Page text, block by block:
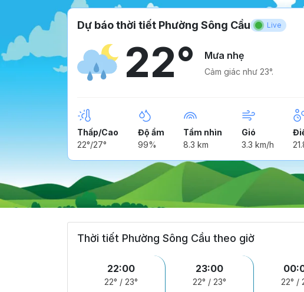
Dự báo thời tiết Phường Sông Cầu Live
22° Mưa nhẹ
Cảm giác như 23°.
Thấp/Cao
22°/27°
Độ ẩm
99%
Tầm nhìn
8.3 km
Gió
3.3 km/h
Thời tiết Phường Sông Cầu theo giờ
22:00
22° / 23°
23:00
22° / 23° 22° /